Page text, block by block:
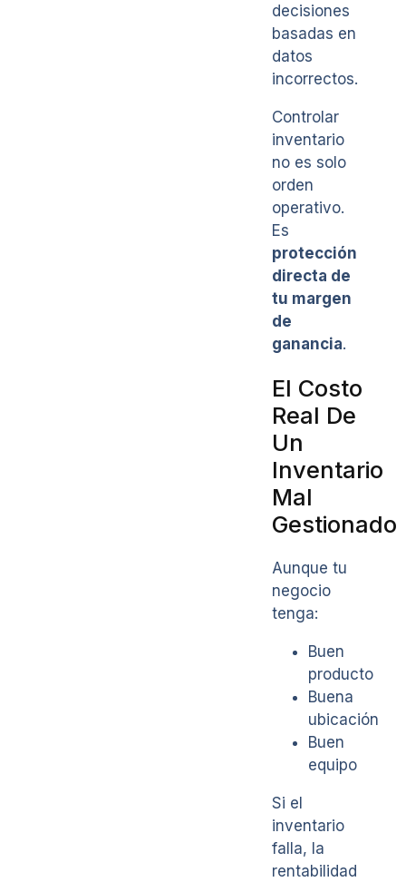
decisiones
basadas en
datos
incorrectos.
Controlar
inventario
no es solo
orden
operativo.
Es
protección
directa de
tu margen
de
ganancia.
El Costo
Real De
Un
Inventario
Mal
Gestionado
Aunque tu
negocio
tenga:
Buen
producto
Buena
ubicación
Buen
equipo
Si el
inventario
falla, la
rentabilidad